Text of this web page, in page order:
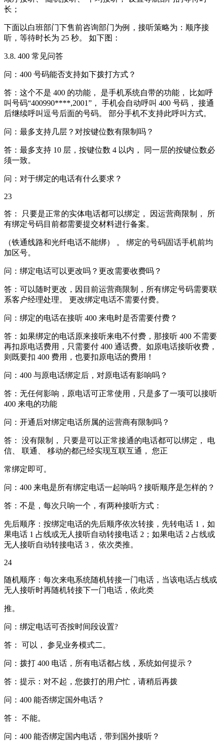
长；
下面以白班部门下售前咨询部门为例，接听策略为：顺序接
听，等待时长为 25 秒。 如下图：
3.8. 400 常见问答
问：400 号码能否支持如下拨打方式？
答：这个不是 400 的功能， 是手机系统自带的功能， 比如呼
叫号码“400990****,2001”， 手机会自动呼叫 400 号码， 接通
后继续呼叫逗号后面的号码。 部分手机不支持此呼叫方式。
问：最多支持几层？对按键位数有限制吗？
答：最多支持 10 层，按键位数 4 以内， 同一层的按键位数必
须一致。
问：对于绑定的电话有什么要求？
23
答： 只要是正常的实体电话都可以绑定， 因运营商限制， 所
有绑定号码目前都需要提交材料进行备案。
（铁通线路和光纤电话不能绑） 。 绑定的号码固话手机前均
加区号。
问：绑定电话可以更改吗？更改需要收费吗？
答：可以随时更改，因目前运营商限制，所有绑定号码需要联
系客户经理处理。 更改绑定电话不需要付费。
问：绑定的电话在接听 400 来电时是否需要付费？
答：如果绑定的电话原来接听来电不付费，那接听 400 不需要
再扣原电话费用，只需要付 400 通话费。如原电话接听收费，
则既要扣 400 费用，也要扣原电话的费用！
问：400 与原电话绑定后，对原电话有影响吗？
答：无任何影响，原电话可正常使用，只是多了一项可以接听
400 来电的功能
问：开通后对绑定电话所属的运营商有限制吗？
答： 没有限制， 只要是可以正常接通的电话都可以绑定， 电
信、 联通、 移动的都已经实现互联互通， 您正
常绑定即可。
问：400 来电是所有绑定电话一起响吗？接听顺序是怎样的？
答：不是，每次只响一个，有两种接听方式：
先后顺序：按绑定电话的先后顺序依次转接，先转电话 1，如
果电话 1 占线或无人接听自动转接电话 2；如果电话 2 占线或
无人接听自动转接电话 3， 依次类推。
24
随机顺序：每次来电系统随机转接一门电话，当该电话占线或
无人接听时再随机转接下一门电话，依此类
推。
问：绑定电话可否按时间段设置?
答： 可以， 参见业务模式二。
问：拨打 400 电话，所有电话都占线，系统如何提示？
答：提示：对不起，您拨打的用户忙，请稍后再拨
问：400 能否绑定国外电话？
答： 不能。
问：400 能否绑定国内电话，带到国外接听？